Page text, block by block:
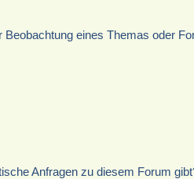
eines Themas oder
Anfragen zu diesem Forum